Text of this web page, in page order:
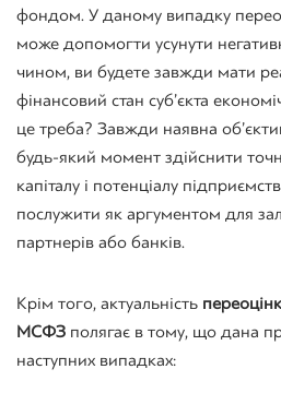
фондом. У даному випадку
може допомогти усунути
чином, ви будете завжди мати
фінансовий стан суб’єкта
це треба? Завжди наявна
будь-який момент здійснити
капіталу і потенціалу
послужити як аргументом для
партнерів або банків.
Крім того, актуальність
МСФЗ полягає в тому, що дана
наступних випадках: